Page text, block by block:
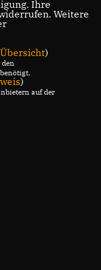
Ihre
Weitere
Übersicht)
den
)
auf der